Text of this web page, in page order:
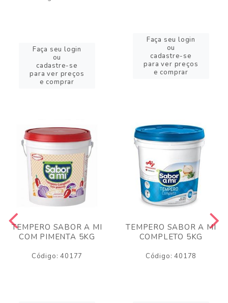
Faça seu login
ou
cadastre-se
para ver preços
e comprar
Faça seu login
ou
cadastre-se
para ver preços
e comprar
TEMPERO SABOR A MI
COM PIMENTA 5KG
Código: 40177
TEMPERO SABOR A MI
COMPLETO 5KG
Código: 40178